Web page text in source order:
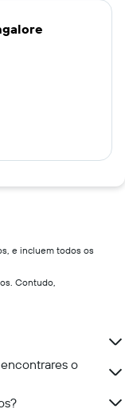
e incluem todos os
Contudo,
o